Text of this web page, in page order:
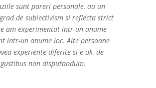
sunt pareri personale, au un
de subiectivism si reflecta strict
am experimentat intr-un anume
intr-un anume loc. Alte persoane
experiente diferite si e ok, de
gustibus non disputandum.